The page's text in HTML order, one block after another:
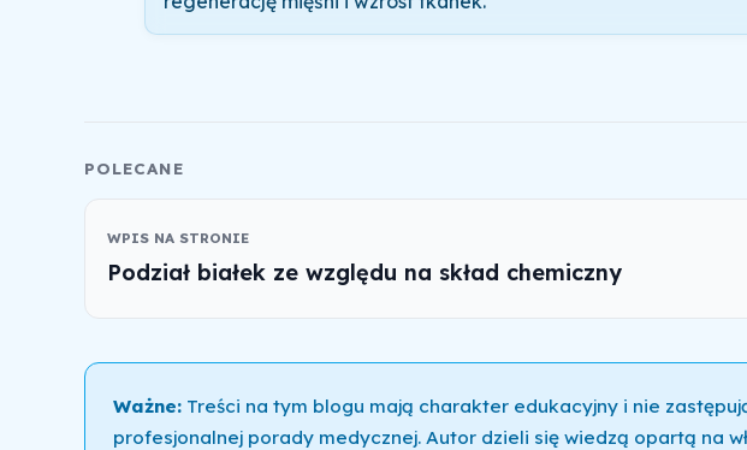
POLECANE
WPIS NA STRONIE
Podział białek ze względu na skład chemiczny
Ważne:Treści na tym blogu mają charakter edukacyjny i nie
profesjonalnej porady medycznej. Autor dzieli się wiedzą opartą na